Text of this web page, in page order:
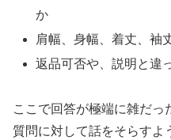
か
肩幅、身幅、着丈、袖
返品可否や、説明と違
ここで回答が極端に雑だっ
質問に対して話をそらすよ